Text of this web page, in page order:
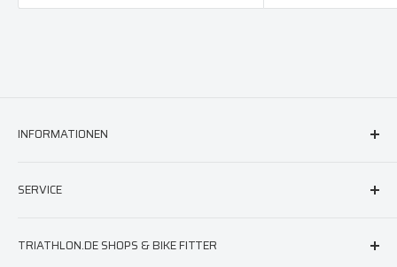
INFORMATIONEN
AGB
Widerruf
SERVICE
Neoprenberatung
TRIATHLON.DE SHOPS & BIKE FITTER